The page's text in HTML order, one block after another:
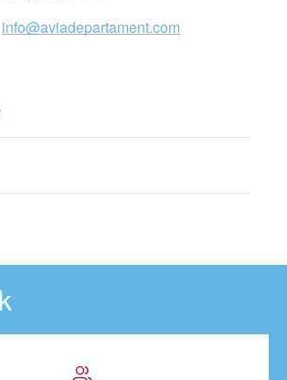
info@aviadepartament.com